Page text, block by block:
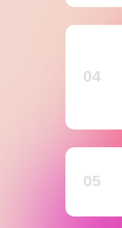
04
05